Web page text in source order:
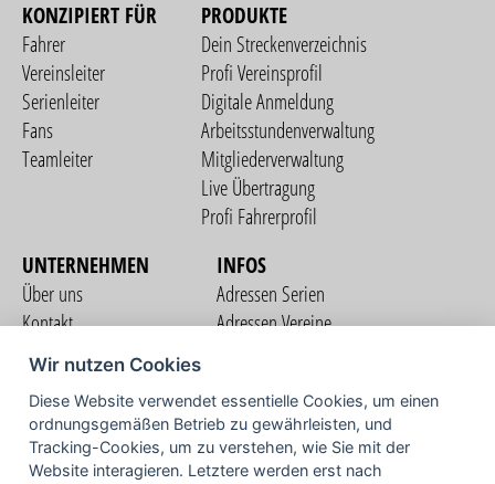
KONZIPIERT FÜR
Fahrer
Vereinsleiter
Serienleiter
Fans
Teamleiter
PRODUKTE
Dein Streckenverzeichnis
Profi Vereinsprofil
Digitale Anmeldung
Arbeitsstundenverwaltung
Mitgliederverwaltung
Live Übertragung
Profi Fahrerprofil
UNTERNEHMEN
Über uns
Kontakt
Nutzungsbedingungen
Datenschutzerklärung
Impressum
INFOS
Adressen Serien
Adressen Vereine
COMMUNITY
Wir nutzen Cookies
Diese Website verwendet essentielle Cookies, um einen
ordnungsgemäßen Betrieb zu gewährleisten, und
Tracking-Cookies, um zu verstehen, wie Sie mit der
Website interagieren. Letztere werden erst nach